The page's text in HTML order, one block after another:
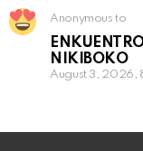
Anonymous to
NIKIBOKO
August 3, 2026,